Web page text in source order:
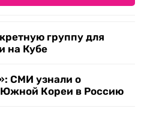
группу для
на Кубе
СМИ узнали о
Южной Кореи в Россию